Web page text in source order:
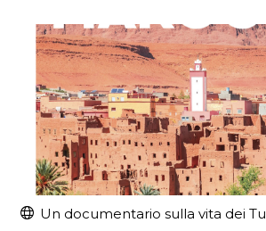
Un documentario sulla vita dei